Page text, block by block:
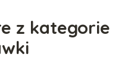
z kategorie